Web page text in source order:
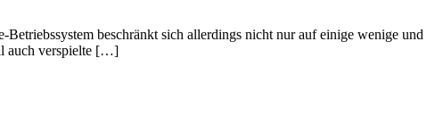
beschränkt sich allerdings nicht nur auf einige wenige und
auch verspielte […]